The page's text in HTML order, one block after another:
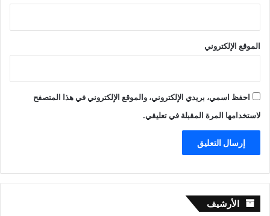
الموقع الإلكتروني
احفظ اسمي، بريدي الإلكتروني، والموقع الإلكتروني في هذا المتصفح
لاستخدامها المرة المقبلة في تعليقي.
الأرشيف الأرشيف